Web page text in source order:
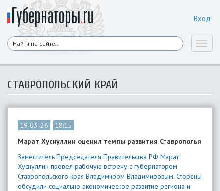
Вход
СТАВРОПОЛЬСКИЙ КРАЙ
19-03-26
18:15
Марат Хуснуллин оценил темпы развития Ставрополья
Заместитель Председателя Правительства РФ Марат
Хуснуллин провел рабочую встречу с губернатором
Ставропольского края Владимиром Владимировым. Стороны
обсудили социально-экономическое развитие региона и